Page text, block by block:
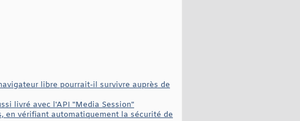
libre pourrait-il survivre auprès de
livré avec l'API "Media Session"
en vérifiant automatiquement la sécurité de